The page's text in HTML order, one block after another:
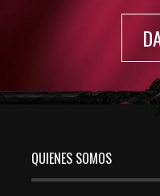
QUIENES SOMOS